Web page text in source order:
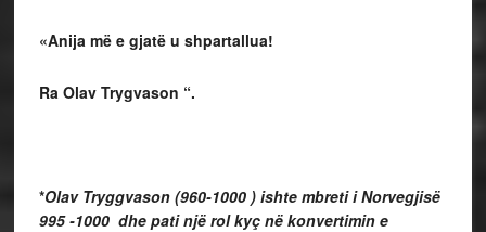
«Anija më e gjatë u shpartallua!
Ra Olav Trygvason “.
*Olav Tryggvason (960-1000 ) ishte mbreti i Norvegjisë
995 -1000 dhe pati një rol kyç në konvertimin e